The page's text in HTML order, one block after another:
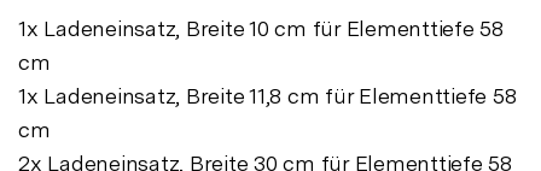
1x Ladeneinsatz, Breite 10 cm für Elementtiefe 58
cm
1x Ladeneinsatz, Breite 11,8 cm für Elementtiefe 58
cm
2x Ladeneinsatz, Breite 30 cm für Elementtiefe 58